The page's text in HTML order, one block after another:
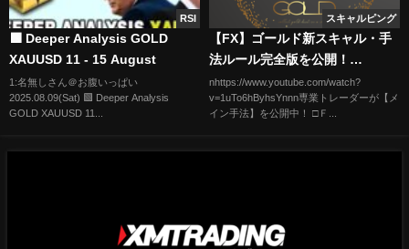
RSI
🟩 Deeper Analysis GOLD
XAUUSD 11 - 15 August
1:名無しさん＠お腹いっぱい
2025.08.09(Sat) 🟩 Deeper Analysis
GOLD XAUUSD 11...
スキャルピング
【FX】ゴールド新スキャル・手
法ルール完全版を公開！
【GO_SCAL】
nhttps://www.youtube.com/watch?
v=1uTo6hByhsYnnn専業トレーダーが【メ
イン手法】を公開中！ □Ｆ...